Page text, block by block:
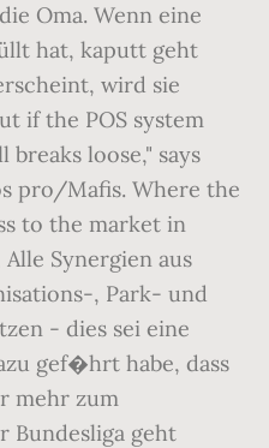
Oma. Wenn eine
hat, kaputt geht
wird sie
if the POS system
loose," says
pro/Mafis. Where the
to the market in
Synergien aus
, Park- und
- dies sei eine
gef�hrt habe, dass
mehr zum
Bundesliga geht